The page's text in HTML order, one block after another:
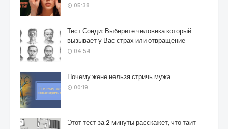
05:38
Тест Сонди: Выберите человека который
вызывает у Вас страх или отвращение
04:54
Почему жене нельзя стричь мужа
00:19
Этот тест за 2 минуты расскажет, что таит